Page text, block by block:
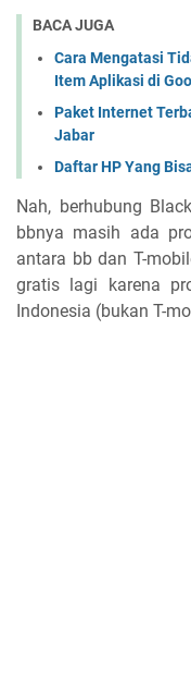
BACA JUGA
Cara Mengatasi
Item Aplikasi di
Paket Internet
Jabar
Daftar HP Yang
Nah, berhubung
bbnya masih ada
antara bb dan T-
gratis lagi karena
Indonesia (bukan T-